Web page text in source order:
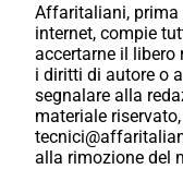
Affaritaliani, prima
internet, compie
accertarne il libero
i diritti di autore o
segnalare alla
materiale
alla rimozione del